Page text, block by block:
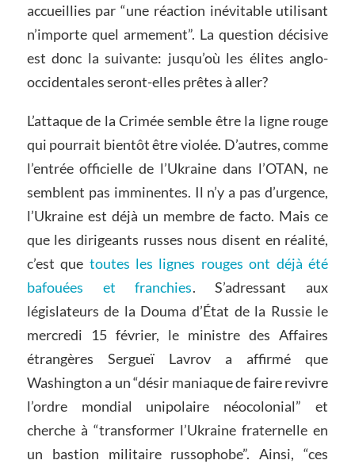
accueillies par “une réaction inévitable utilisant
n’importe quel armement”. La question décisive
est donc la suivante: jusqu’où les élites anglo-
occidentales seront-elles prêtes à aller?
L’attaque de la Crimée semble être la ligne rouge
qui pourrait bientôt être violée. D’autres, comme
l’entrée officielle de l’Ukraine dans l’OTAN, ne
semblent pas imminentes. Il n’y a pas d’urgence,
l’Ukraine est déjà un membre de facto. Mais ce
que les dirigeants russes nous disent en réalité,
c’est que toutes les lignes rouges ont déjà été
bafouées et franchies. S’adressant aux
législateurs de la Douma d’État de la Russie le
mercredi 15 février, le ministre des Affaires
étrangères Sergueï Lavrov a affirmé que
Washington a un “désir maniaque de faire revivre
l’ordre mondial unipolaire néocolonial” et
cherche à “transformer l’Ukraine fraternelle en
un bastion militaire russophobe”. Ainsi, “ces